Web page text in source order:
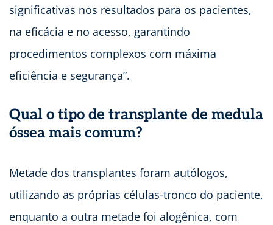
significativas nos resultados para os pacientes,
na eficácia e no acesso, garantindo
procedimentos complexos com máxima
eficiência e segurança”.
Qual o tipo de transplante de medula
óssea mais comum?
Metade dos transplantes foram autólogos,
utilizando as próprias células-tronco do paciente,
enquanto a outra metade foi alogênica, com